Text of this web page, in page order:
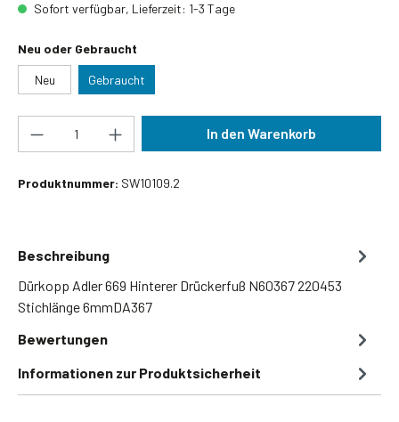
Sofort verfügbar, Lieferzeit: 1-3 Tage
Neu oder Gebraucht
Neu Gebraucht
Produkt Anzahl: Gib den gewünschten Wert
In den Warenkorb
Produktnummer: SW10109.2
Beschreibung
Dürkopp Adler 669 Hinterer Drückerfuß N60367 220453
Stichlänge 6mmDA367
Bewertungen
Informationen zur Produktsicherheit